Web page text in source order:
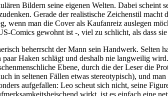
Bildern seine eigenen Welten. Dabei scheint
Gerade der realistische Zeichenstil
wenn man die Cover als Kaufanreiz auslegen
Comics gewohnt ist -, viel zu schlicht, als dass
beherrscht der Mann sein Handwerk. Selten
Haken schlägt und deshalb nie langweilig
Ebene, durch die der Leser die
in seltenen Fällen etwas stereotypisch), und
aufgefallen: Leo scheut sich nicht, seine
wirkt, ist es einfach eine